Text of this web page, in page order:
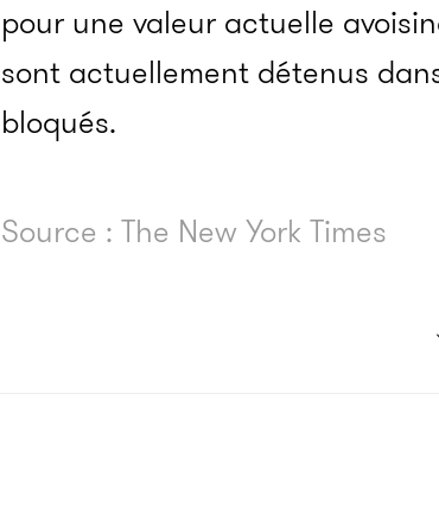
pour une valeur actuelle
sont actuellement détenus
bloqués.
Source : The New York Times